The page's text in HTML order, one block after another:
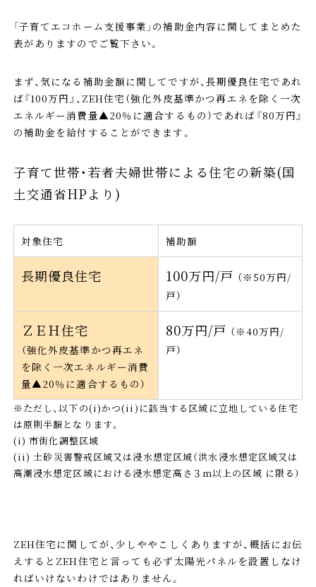
「子育てエコホーム支援事業」の補助金内容に関してまとめた
表がありますのでご覧下さい。
まず、気になる補助金額に関してですが、長期優良住宅であれ
ば『100万円』、ZEH住宅（強化外皮基準かつ再エネを除く一次
エネルギー消費量▲20％に適合するもの）であれば『80万円』
の補助金を給付することができます。
子育て世帯・若者夫婦世帯による住宅の新築(国
土交通省HPより)
対象住宅 補助額
長期優良住宅 100万円/戸 （※50万円/
戸）
ＺＥＨ住宅
（強化外皮基準かつ再エネ
を除く一次エネルギー消費
量▲20％に適合するもの）
80万円/戸 （※40万円/
戸）
※ただし、以下の(i)かつ(ii)に該当する区域に立地している住宅
は原則半額となります。
(i) 市街化調整区域
(ii) 土砂災害警戒区域又は浸水想定区域（洪水浸水想定区域又は
高潮浸水想定区域における浸水想定高さ３ｍ以上の区域 に限る）
ZEH住宅に関してが、少しややこしくありますが、概括にお伝
えするとZEH住宅と言っても必ず太陽光パネルを設置しなけ
ればいけないわけではありません。